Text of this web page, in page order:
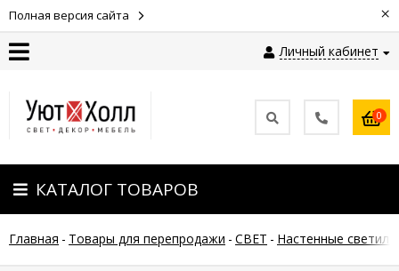
Полная версия сайта ×
Личный кабинет
Оплата
Доставка
Гарантия
0
КАТАЛОГ ТОВАРОВ
Главная - Товары для перепродажи - СВЕТ - Настенные